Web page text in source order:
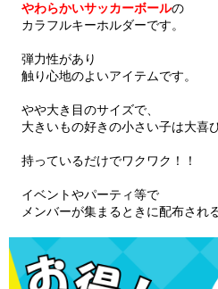
やわらかいサッカーボールの
カラフルキーホルダーです。
弾力性があり
触り心地のよいアイテムです。
やや大き目のサイズで、
大きいもの好きの小さい子は大喜
持っているだけでワクワク！！
イベントやパーティ等で
メンバーが集まるときに配布され